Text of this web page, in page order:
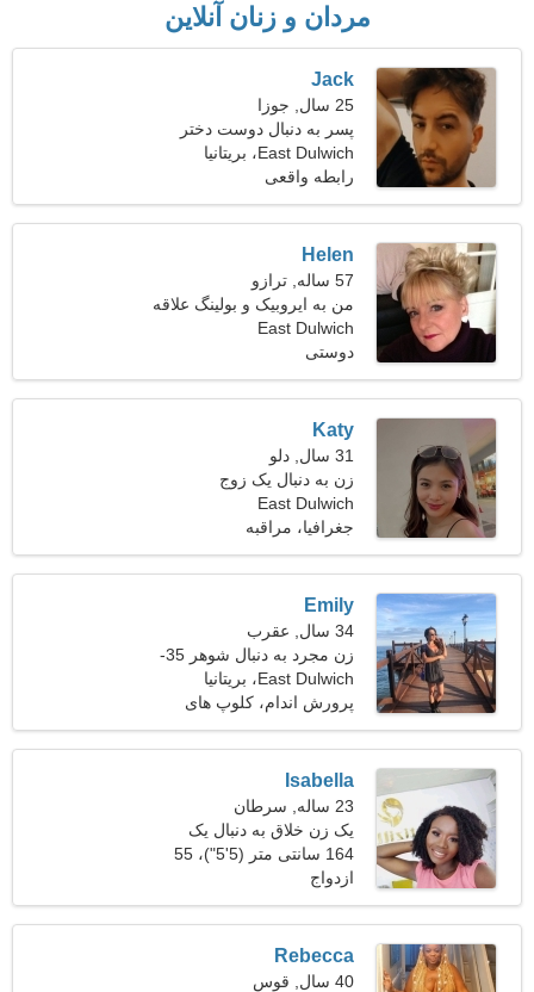
مردان و زنان آنلاین
Jack
25 سال, جوزا
پسر به دنبال دوست دختر
است 22-28
East Dulwich، بریتانیا
رابطه واقعی
Helen
57 ساله, ترازو
من به ایروبیک و بولینگ علاقه
دارم
East Dulwich
دوستی
Katy
31 سال, دلو
زن به دنبال یک زوج
East Dulwich
جغرافیا، مراقبه
Emily
34 سال, عقرب
زن مجرد به دنبال شوهر 35-
42
East Dulwich، بریتانیا
پرورش اندام، کلوپ های
شبانه
Isabella
23 ساله, سرطان
یک زن خلاق به دنبال یک
رابطه واقعی است
164 سانتی متر (5'5")، 55
کیلوگرم (121 پوند)
ازدواج
Rebecca
40 سال, قوس